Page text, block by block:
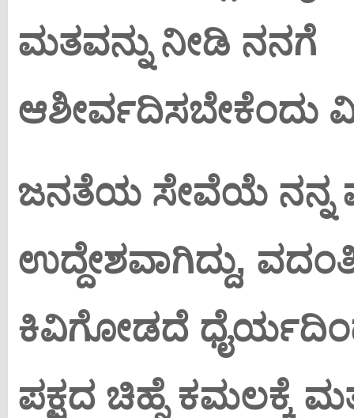
ಮತವನ್ನು ನೀಡಿ ನನಗೆ
ಆಶೀರ್ವದಿಸಬೇಕೆಂದು
ಜನತೆಯ ಸೇವೆಯೆ ನನ್ನ
ಉದ್ದೇಶವಾಗಿದ್ದು,
ಕಿವಿಗೋಡದೆ
ಪಕ್ಷದ ಚಿಹ್ನೆ ಕಮಲಕ್ಕೆ